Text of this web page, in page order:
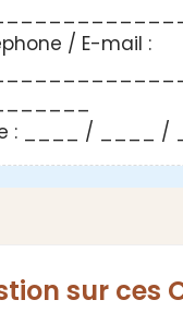
/ E-mail :
: ____ / ____ /
sur ces